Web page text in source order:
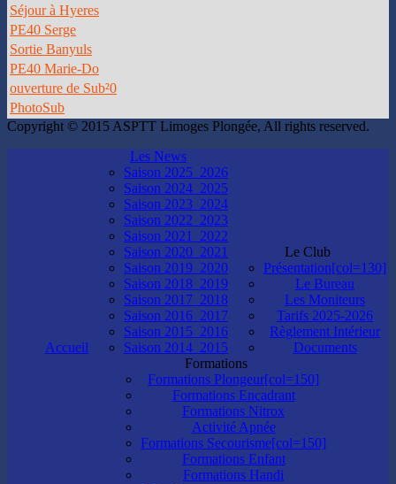
Séjour à Hyeres
PE40 Serge
Sortie Banyuls
PE40 Marie-Do
ouverture de Sub²0
PhotoSub
Copyright © 2015 ASPTT Limoges Plongée, All rights reserved.
Accueil
Les News
Saison 2025_2026
Saison 2024_2025
Saison 2023_2024
Saison 2022_2023
Saison 2021_2022
Saison 2020_2021
Saison 2019_2020
Saison 2018_2019
Saison 2017_2018
Saison 2016_2017
Saison 2015_2016
Saison 2014_2015
Le Club
Présentation[col=130]
Le Bureau
Les Moniteurs
Tarifs 2025-2026
Règlement Intérieur
Documents
Formations
Formations Plongeur[col=150]
Formations Encadrant
Formations Nitrox
Activité Apnée
Formations Secourisme[col=150]
Formations Enfant
Formations Handi